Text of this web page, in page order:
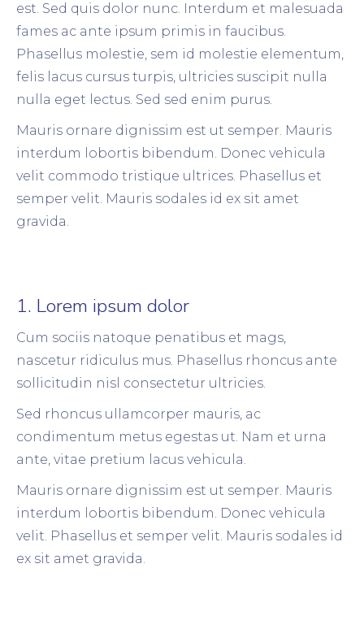
est. Sed quis dolor nunc. Interdum et malesuada
fames ac ante ipsum primis in faucibus.
Phasellus molestie, sem id molestie elementum,
felis lacus cursus turpis, ultricies suscipit nulla
nulla eget lectus. Sed sed enim purus.
Mauris ornare dignissim est ut semper. Mauris
interdum lobortis bibendum. Donec vehicula
velit commodo tristique ultrices. Phasellus et
semper velit. Mauris sodales id ex sit amet
gravida.
1. Lorem ipsum dolor
Cum sociis natoque penatibus et mags,
nascetur ridiculus mus. Phasellus rhoncus ante
sollicitudin nisl consectetur ultricies.
Sed rhoncus ullamcorper mauris, ac
condimentum metus egestas ut. Nam et urna
ante, vitae pretium lacus vehicula.
Mauris ornare dignissim est ut semper. Mauris
interdum lobortis bibendum. Donec vehicula
velit. Phasellus et semper velit. Mauris sodales id
ex sit amet gravida.